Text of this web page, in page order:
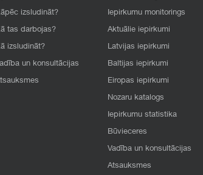
izsludināt?
tas darbojas?
izsludināt?
un konsultācijas
Iepirkumu monitorings
Aktuālie iepirkumi
Latvijas iepirkumi
Baltijas iepirkumi
Eiropas iepirkumi
Nozaru katalogs
Iepirkumu statistika
Būvieceres
Vadība un konsultācijas
Atsauksmes